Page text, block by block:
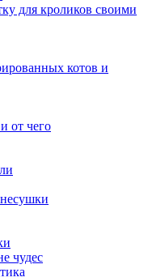
для кроликов своими
котов и
от чего
чудес